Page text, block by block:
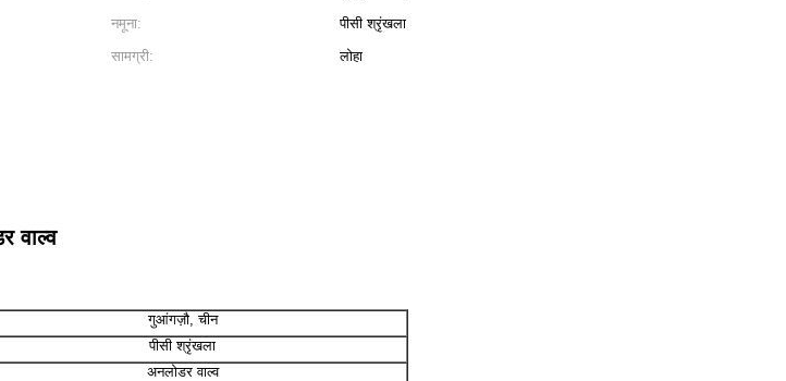
नमूना:
पीसी श्रृंखला
सामग्री:
लोहा
वाल्व
गुआंगज़ौ, चीन
पीसी श्रृंखला
अनलोडर वाल्व